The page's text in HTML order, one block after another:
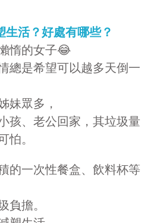
活？好處有哪些？
惰的女子😂
總是希望可以越多天倒一
妹眾多，
孩、老公回家，其垃圾量
。
的一次性餐盒、飲料杯等
擔。